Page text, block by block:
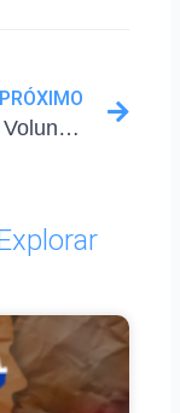
PRÓXIMO
Relatório Voluntariado 2022 – TECSUL